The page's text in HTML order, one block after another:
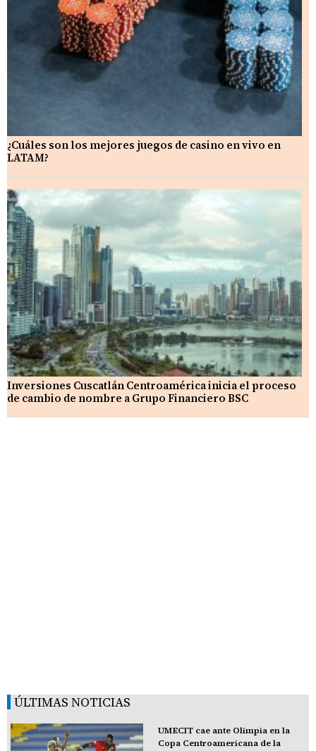
¿Cuáles son los mejores juegos de casino en vivo en
LATAM?
Inversiones Cuscatlán Centroamérica inicia el proceso
de cambio de nombre a Grupo Financiero BSC
ÚLTIMAS NOTICIAS
UMECIT cae ante Olimpia en la
Copa Centroamericana de la